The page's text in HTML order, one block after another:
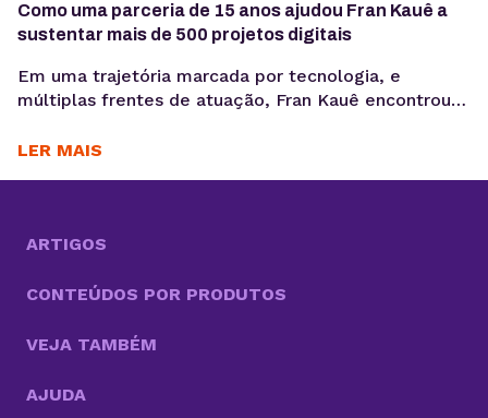
Como uma parceria de 15 anos ajudou Fran Kauê a
sustentar mais de 500 projetos digitais
Em uma trajetória marcada por tecnologia, e
múltiplas frentes de atuação, Fran Kauê encontrou
hospedar e sustentar projetos digitais ao longo dos
familiares e novos...
LER MAIS
ARTIGOS
CONTEÚDOS POR PRODUTOS
VEJA TAMBÉM
AJUDA